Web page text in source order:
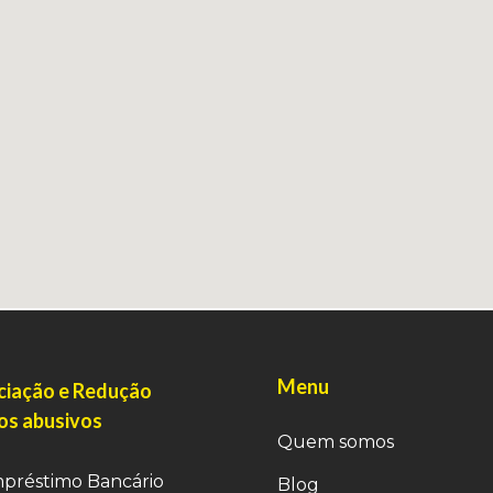
e Redução
abusivos
Bancário
Menu
Quem somos
Blog